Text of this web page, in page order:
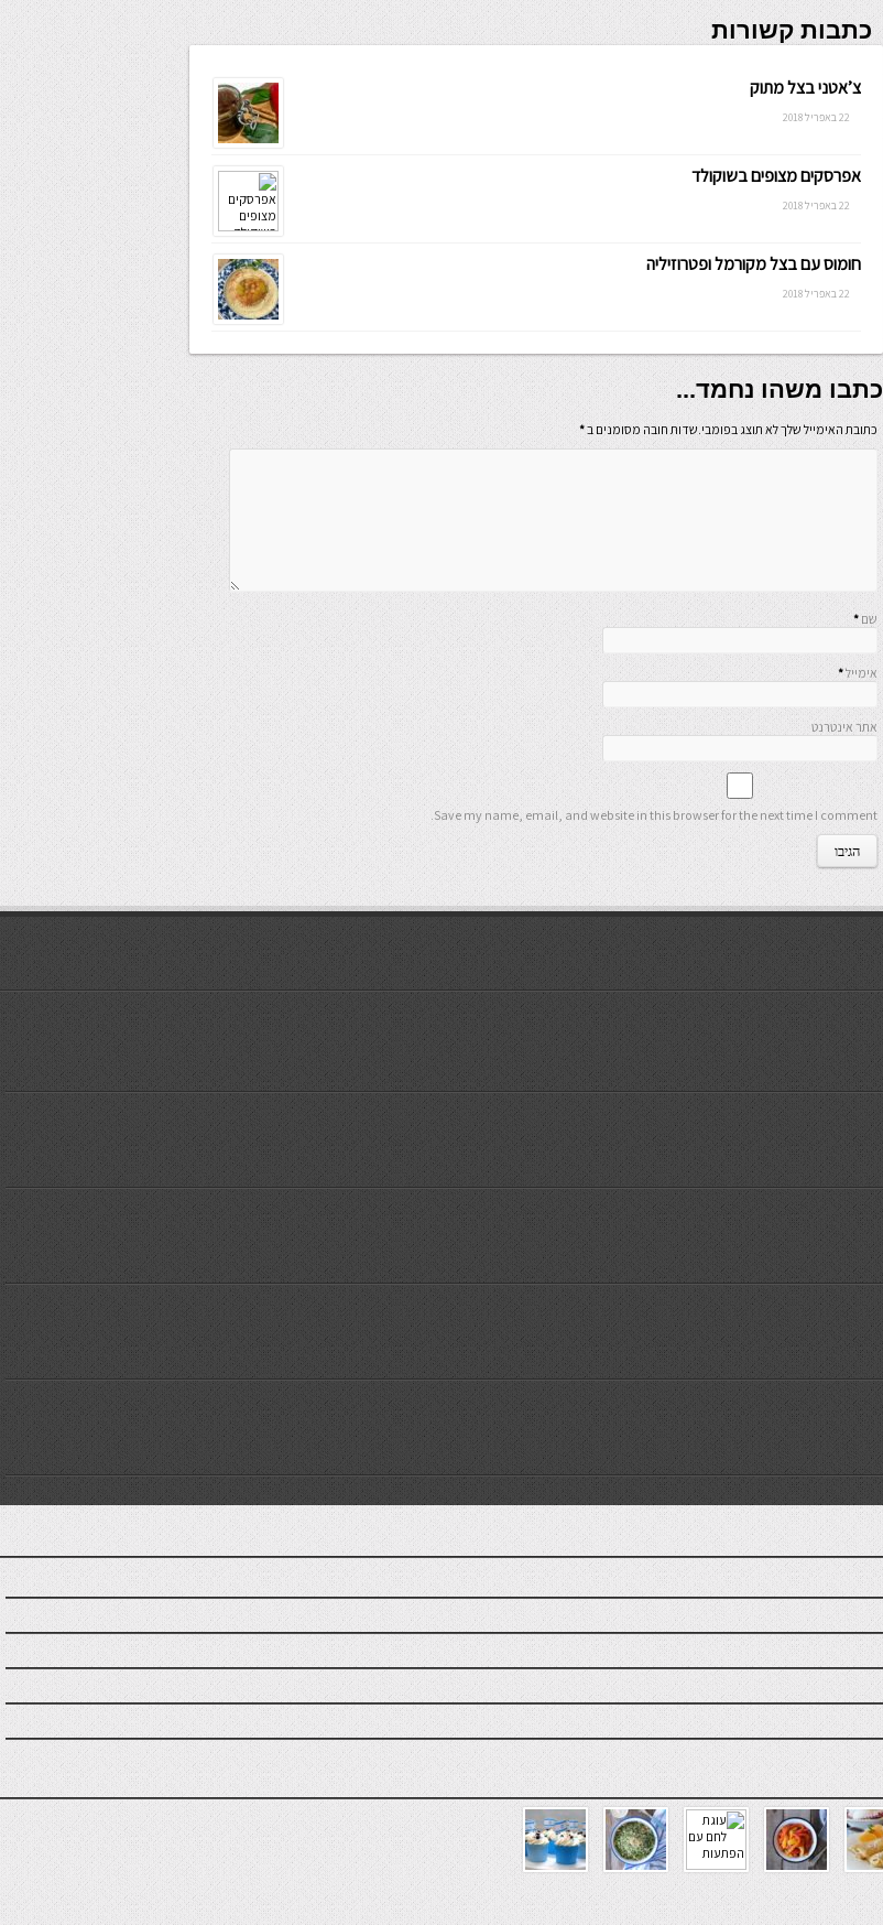
כתבות קשורות
צ’אטני בצל מתוק
22 באפריל 2018
אפרסקים מצופים בשוקולד
22 באפריל 2018
חומוס עם בצל מקורמל ופטרוזיליה
22 באפריל 2018
כתבו משהו נחמד...
כתובת האימייל שלך לא תוצג בפומבי.שדות חובה מסומנים ב*
שם *
אימייל*
אתר אינטרנט
Save my name, email, and website in this browser for the next time I comment.